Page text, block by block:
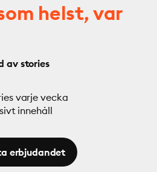
helst, var
av stories
varje vecka
innehåll
erbjudandet